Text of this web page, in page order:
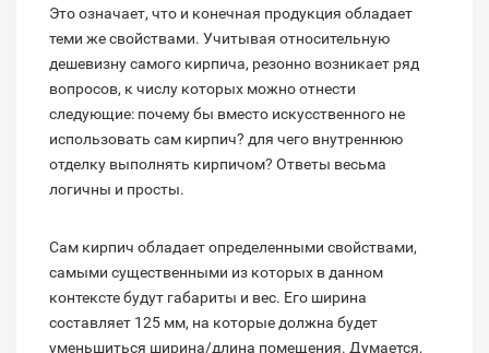
Это означает, что и конечная продукция обладает
теми же свойствами. Учитывая относительную
дешевизну самого кирпича, резонно возникает ряд
вопросов, к числу которых можно отнести
следующие: почему бы вместо искусственного не
использовать сам кирпич? для чего внутреннюю
отделку выполнять кирпичом? Ответы весьма
логичны и просты.
Сам кирпич обладает определенными свойствами,
самыми существенными из которых в данном
контексте будут габариты и вес. Его ширина
составляет 125 мм, на которые должна будет
уменьшиться ширина/длина помещения. Думается,